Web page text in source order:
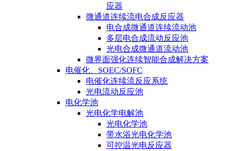
应器
微通道连续流电合成反应器
电合成微通道连续流动池
多层电合成流动反应池
光电合成微通道流动池
微界面强化连续智能合成解决方案
电催化、SOEC/SOFC
电催化连续流反应系统
光电流动反应池
电化学池
光电化学电解池
光电化学池
带水浴光电化学池
可控温光电反应器